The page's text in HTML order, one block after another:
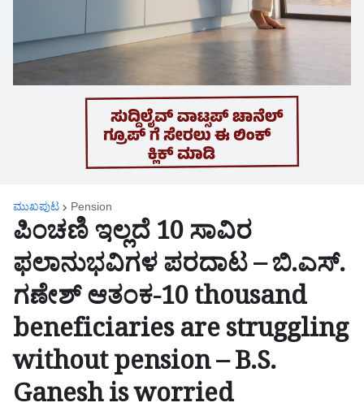
ಮುಖಪುಟ Pension
ಪಿಂಚಣಿ ಇಲ್ಲದೆ 10 ಸಾವಿರ
ಫಲಾನುಭವಿಗಳ ಪರದಾಟ – ಬಿ.ಎಸ್.
ಗಣೇಶ್ ಆತಂಕ-10 thousand
beneficiaries are struggling
without pension – B.S.
Ganesh is worried